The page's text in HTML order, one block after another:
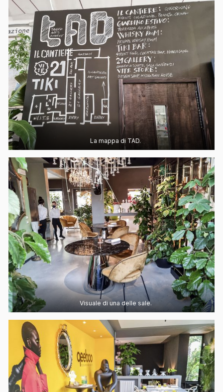
La mappa di TAD.
Visuale di una delle sale.